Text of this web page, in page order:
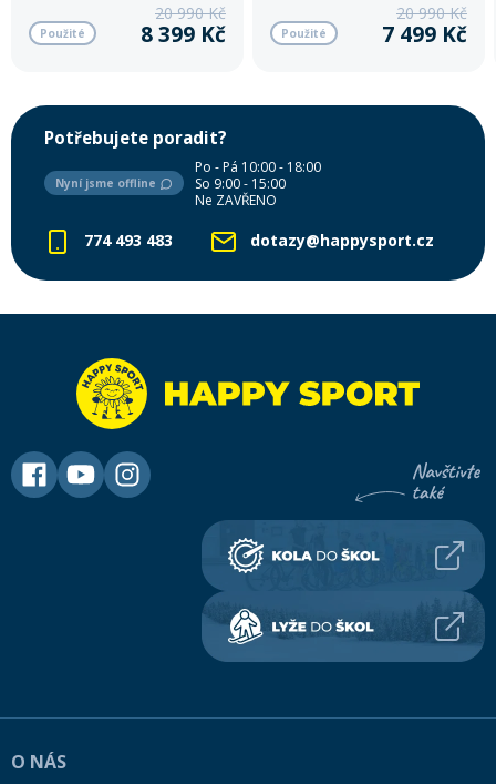
Použité
20 990 Kč
8 399 Kč Použité
20 990 Kč
7 499 Kč
Potřebujete poradit?
Nyní jsme offline
Po - Pá 10:00 - 18:00
So 9:00 - 15:00
Ne ZAVŘENO
774 493 483 dotazy@happysport.cz
O NÁS